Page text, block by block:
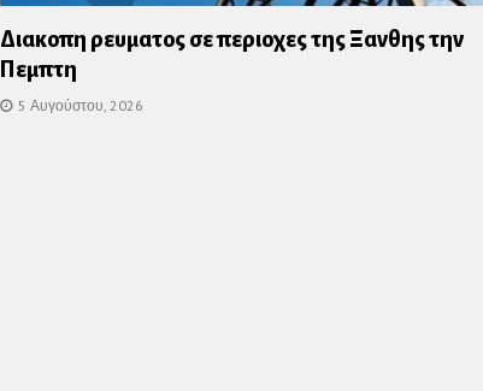
Διακοπη ρευματος σε περιοχες της Ξανθης την
Πεμπτη
5 Αυγούστου, 2026